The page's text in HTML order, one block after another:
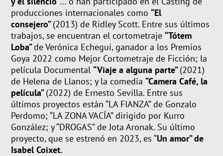
producciones internacionales como “El
consejero” (2013) de Ridley Scott. Entre sus últimos
trabajos, se encuentran el cortometraje “Tótem
Loba” de Verónica Echegui, ganador a los Premios
Goya 2022 como Mejor Cortometraje de Ficción; la
película Documental “Viaje a alguna parte” (2021)
de Helena de Llanos; y la comedia “Camera Café, la
película” (2022) de Ernesto Sevilla. Entre sus
últimos proyectos están “LA FIANZA” de Gonzalo
Perdomo; “LA ZONA VACÍA” dirigido por Kurro
González; y “DROGAS” de Jota Aronak. Su último
proyecto, que se estrenó en 2023, es “Un amor” de
Isabel Coixet.